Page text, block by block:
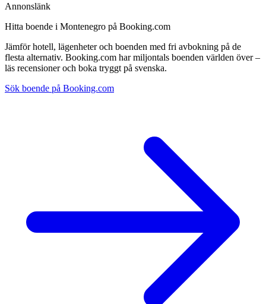
Annonslänk
Hitta boende i Montenegro på Booking.com
Jämför hotell, lägenheter och boenden med fri avbokning på de
flesta alternativ. Booking.com har miljontals boenden världen över –
läs recensioner och boka tryggt på svenska.
Sök boende på Booking.com